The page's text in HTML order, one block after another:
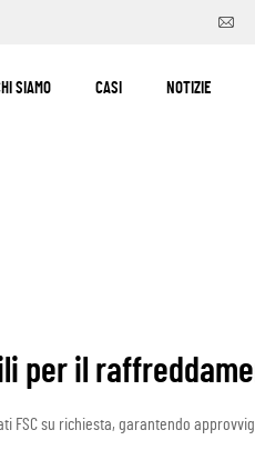
SIAMO CASI NOTIZIE
per il
su richiesta, garantendo